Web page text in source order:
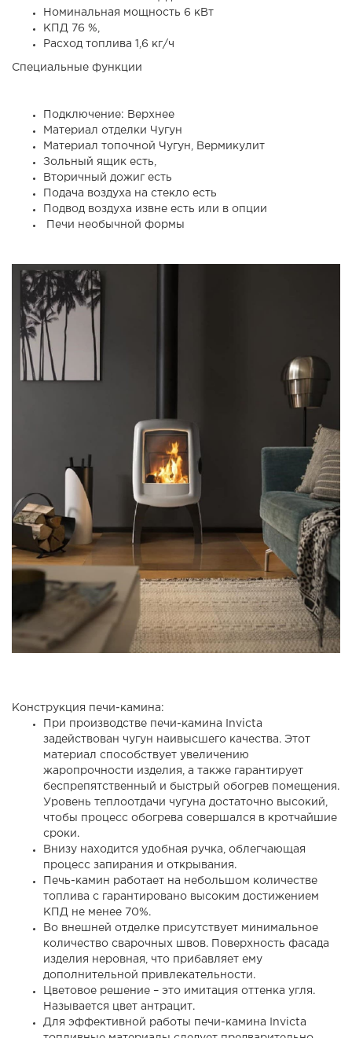
Номинальная мощность 6 кВт
КПД 76 %,
Расход топлива 1,6 кг/ч
Специальные функции
Подключение: Верхнее
Материал отделки Чугун
Материал топочной Чугун, Вермикулит
Зольный ящик есть,
Вторичный дожиг есть
Подача воздуха на стекло есть
Подвод воздуха извне есть или в опции
Печи необычной формы
Конструкция печи-камина:
При производстве печи-камина Invicta
задействован чугун наивысшего качества. Этот
материал способствует увеличению
жаропрочности изделия, а также гарантирует
беспрепятственный и быстрый обогрев помещения.
Уровень теплоотдачи чугуна достаточно высокий,
чтобы процесс обогрева совершался в кротчайшие
сроки.
Внизу находится удобная ручка, облегчающая
процесс запирания и открывания.
Печь-камин работает на небольшом количестве
топлива с гарантировано высоким достижением
КПД не менее 70%.
Во внешней отделке присутствует минимальное
количество сварочных швов. Поверхность фасада
изделия неровная, что прибавляет ему
дополнительной привлекательности.
Цветовое решение – это имитация оттенка угля.
Называется цвет антрацит.
Для эффективной работы печи-камина Invicta